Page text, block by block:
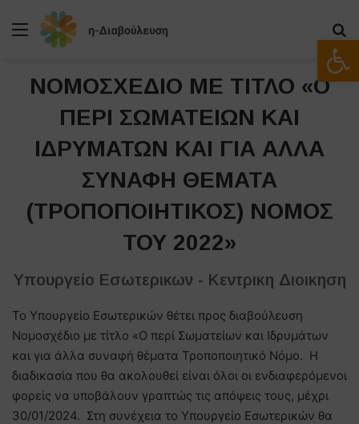
Μενού
NOMOΣΧΕΔΙΟ ΜΕ ΤΙΤΛΟ «O
ΠΕΡΙ ΣΩΜΑΤΕΙΩΝ ΚΑΙ
ΙΔΡΥΜΑΤΩΝ ΚΑΙ ΓΙΑ ΑΛΛΑ
ΣΥΝΑΦΗ ΘΕΜΑΤΑ
(ΤΡΟΠΟΠΟΙΗΤΙΚΟΣ) ΝΟΜΟΣ
ΤΟΥ 2022»
Υπουργείο Εσωτερικων - Κεντρικη Διοικηση
To Yπουργείο Εσωτερικών θέτει προς διαβούλευση
Νομοσχέδιο με τίτλο «Ο περί Σωματείων και Ιδρυμάτων
και για άλλα συναφή θέματα Τροποποιητικό Νόμο. Η
διαδικασία που θα ακολουθεί είναι όλοι οι ενδιαφερόμενοι
φορείς να υποβάλουν γραπτώς τις απόψεις τους, μέχρι
30/01/2024. Στη συνέχεια το Υπουργείο Εσωτερικών θα